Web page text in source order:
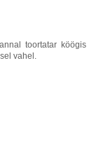
toortatar köögis
vahel.